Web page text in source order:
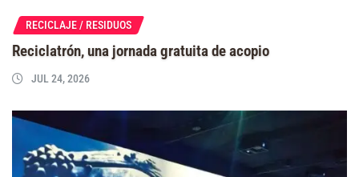
RECICLAJE / RESIDUOS
Reciclatrón, una jornada gratuita de acopio
JUL 24, 2026